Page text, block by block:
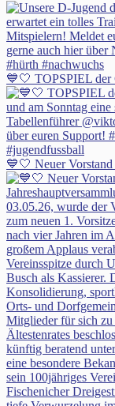
💙🤍 TOPSPIEL der
💙🤍 Neuer